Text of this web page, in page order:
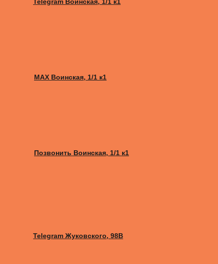
MAX Воинская, 1/1 к1
Позвонить Воинская, 1/1 к1
Telegram Жуковского, 98B